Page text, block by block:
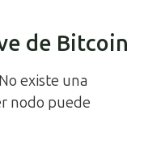
de Bitcoin
No existe una
nodo puede